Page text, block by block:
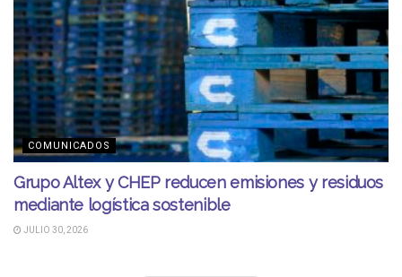
COMUNICADOS
Grupo Altex y CHEP reducen emisiones y residuos
mediante logística sostenible
JULIO 30, 2026